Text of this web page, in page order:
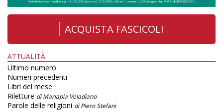
ACQUISTA FASCICOLI
ATTUALITÀ
Ultimo numero
Numeri precedenti
Libri del mese
Riletture di Mariapia Veladiano
Parole delle religioni di Piero Stefani